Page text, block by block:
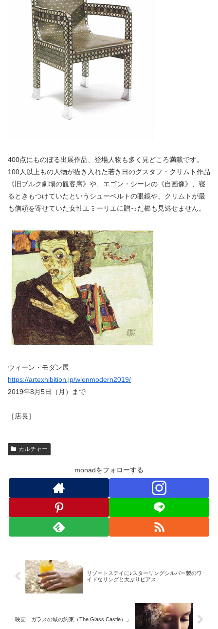
400点にものぼる出展作品、登場人物も多く見どころ満載です。
100人以上もの人物が描き入れた若き日のグスタフ・クリムト作品
《旧ブルク劇場の観客席》や、エゴン・シーレの《自画像》、寝
るときもつけていたというシューベルトの眼鏡や、クリムトが最
も信頼を寄せていた女性エミーリエに贈った櫛も見逃せません。
ウィーン・モダン展
https://artexhibition.jp/wienmodern2019/
2019年8月5日（月）まで
［店長］
カルチャー
monadをフォローする
リゾートステイに♪スターリングシルバー製のワ
イドなリングと大ぶりピアス
映画「ガラスの城の約束（The Glass Castle）」